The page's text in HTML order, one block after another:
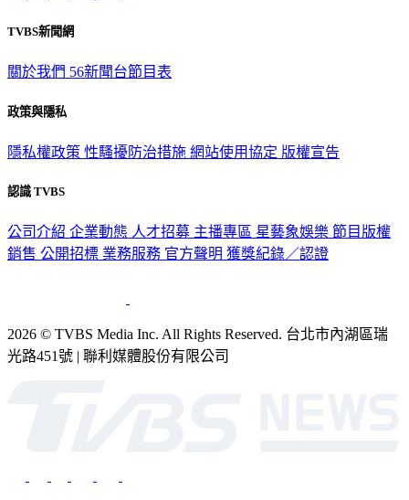
TVBS新聞網
關於我們 56新聞台節目表
政策與隱私
隱私權政策 性騷擾防治措施 網站使用協定 版權宣告
認識 TVBS
公司介紹 企業動態 人才招募 主播專區 星藝象娛樂 節目版權
銷售 公開招標 業務服務 官方聲明 獲獎紀錄／認證
2026 © TVBS Media Inc. All Rights Reserved. 台北市內湖區瑞
光路451號 | 聯利媒體股份有限公司